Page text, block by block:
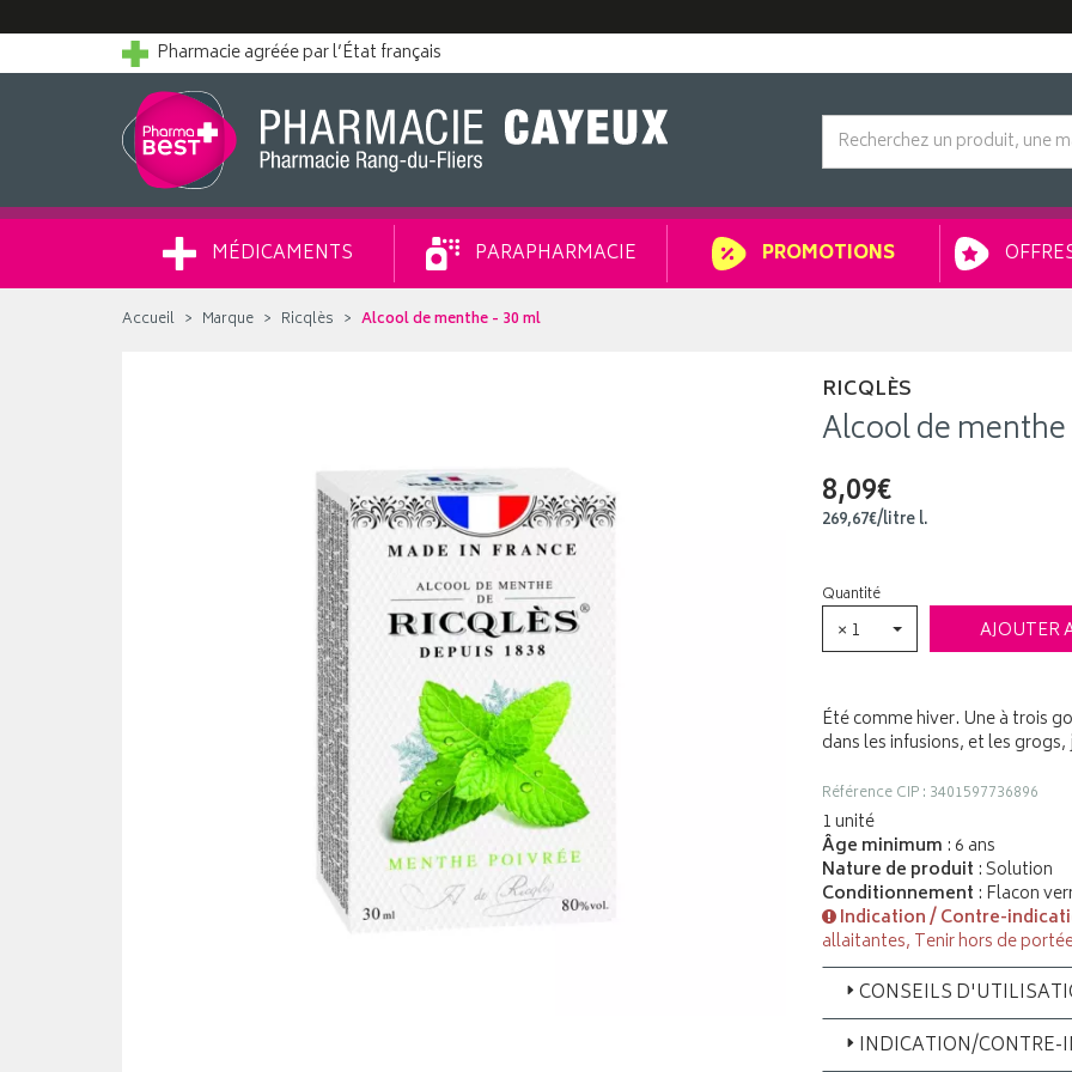
Pharmacie agréée par l’État français
MÉDICAMENTS PARAPHARMACIE PROMOTIONS
Accueil Marque Ricqlès Alcool de menthe - 30 ml
RICQLÈS
Alcool de
8,09€
269,67€/litrel.
Quantité
× 1 AJOUTER
Été comme hiver. Une à trois
dans les infusions, et les
Référence CIP : 3401597736896
1 unité
Âge minimum : 6 ans
Nature de produit : Solution
Conditionnement : Flacon
Indication / Contre-
allaitantes, Tenir hors de
CONSEILS
INDICATION/CONTRE-